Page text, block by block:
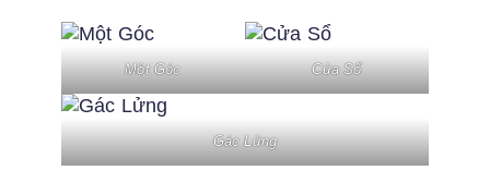
Một Góc Cửa Sổ
Gác Lửng